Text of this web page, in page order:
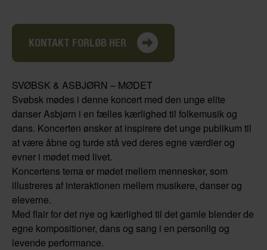
KONTAKT FORLØB HER
SVØBSK & ASBJØRN – MØDET
Svøbsk mødes i denne koncert med den unge elite
danser Asbjørn i en fælles kærlighed til folkemusik og
dans. Koncerten ønsker at inspirere det unge publikum til
at være åbne og turde stå ved deres egne værdier og
evner i mødet med livet.
Koncertens tema er mødet mellem mennesker, som
illustreres af interaktionen mellem musikere, danser og
eleverne.
Med flair for det nye og kærlighed til det gamle blender de
egne kompositioner, dans og sang i en personlig og
levende performance.